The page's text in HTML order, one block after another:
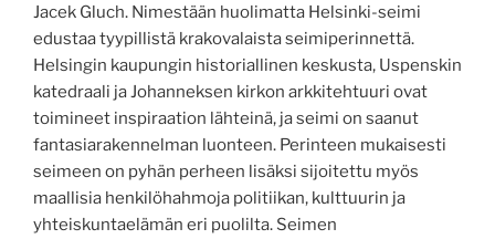
Jacek Gluch. Nimestään huolimatta Helsinki-seimi
edustaa tyypillistä krakovalaista seimiperinnettä.
Helsingin kaupungin historiallinen keskusta, Uspenskin
katedraali ja Johanneksen kirkon arkkitehtuuri ovat
toimineet inspiraation lähteinä, ja seimi on saanut
fantasiarakennelman luonteen. Perinteen mukaisesti
seimeen on pyhän perheen lisäksi sijoitettu myös
maallisia henkilöhahmoja politiikan, kulttuurin ja
yhteiskuntaelämän eri puolilta. Seimen